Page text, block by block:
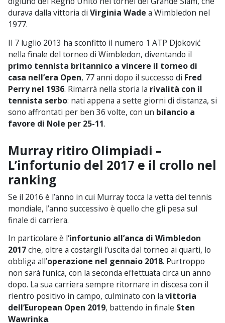
durava dalla vittoria di Virginia Wade a Wimbledon nel
1977.
Il 7 luglio 2013 ha sconfitto il numero 1 ATP Djoković
nella finale del torneo di Wimbledon, diventando il
primo tennista britannico a vincere il torneo di
casa nell’era Open, 77 anni dopo il successo di Fred
Perry nel 1936. Rimarrà nella storia la rivalità con il
tennista serbo: nati appena a sette giorni di distanza, si
sono affrontati per ben 36 volte, con un bilancio a
favore di Nole per 25-11.
Murray ritiro Olimpiadi –
L’infortunio del 2017 e il crollo nel
ranking
Se il 2016 è l’anno in cui Murray tocca la vetta del tennis
mondiale, l’anno successivo è quello che gli pesa sul
finale di carriera.
In particolare è l‘infortunio all’anca di Wimbledon
2017che, oltre a costargli l’uscita dal torneo ai quarti, lo
obbliga all’operazione nel gennaio 2018. Purtroppo
non sarà l’unica, con la seconda effettuata circa un anno
dopo. La sua carriera sempre ritornare in discesa con il
rientro positivo in campo, culminato con la vittoria
dell’European Open 2019, battendo in finale Sten
Wawrinka.